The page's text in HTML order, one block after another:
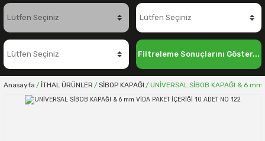
Filtreleme Sonuçlarını Göster...
Anasayfa İTHAL ÜRÜNLER SİBOP KAPAĞI UNİVERSAL SİBOB KAPAĞI & 6